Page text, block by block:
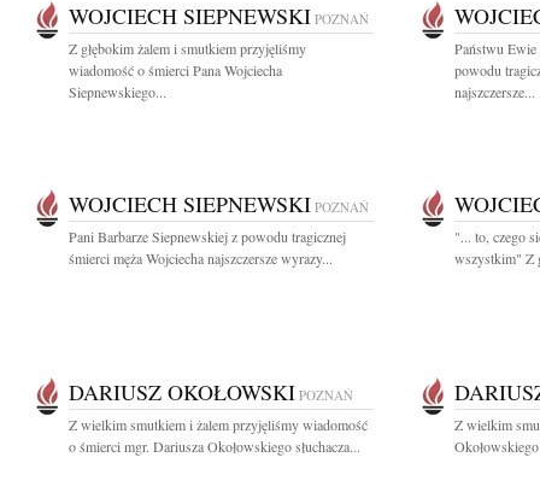
WOJCIECH SIEPNEWSKI POZNAŃ
Z głębokim żalem i smutkiem przyjęliśmy
wiadomość o śmierci Pana Wojciecha
Siepnewskiego...
Państwu
powodu
najszczersze...
WOJCIECH SIEPNEWSKI POZNAŃ
Pani Barbarze Siepnewskiej z powodu tragicznej
śmierci męża Wojciecha najszczersze wyrazy...
"... to, czego
wszystkim" Z
DARIUSZ OKOŁOWSKI POZNAŃ
Z wielkim smutkiem i żalem przyjęliśmy wiadomość
o śmierci mgr. Dariusza Okołowskiego słuchacza...
Z wielkim